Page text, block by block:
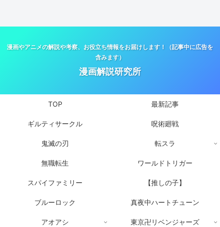
漫画やアニメの解説や考察、お役立ち情報をお届けします！（記事中に広告を
含みます）
漫画解説研究所
TOP 最新記事
ギルティサークル 呪術廻戦
鬼滅の刃 転スラ
無職転生 ワールドトリガー
スパイファミリー 【推しの子】
ブルーロック 真夜中ハートチューン
アオアシ 東京卍リベンジャーズ